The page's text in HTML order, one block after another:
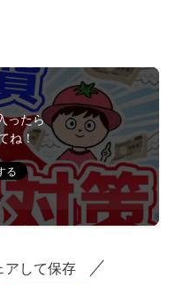
ったら
ね！
アして保存